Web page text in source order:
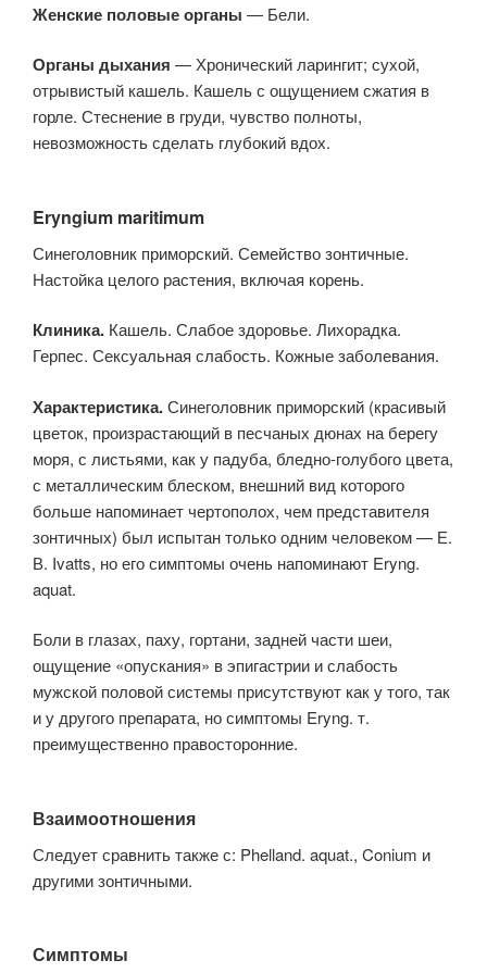
Женские половые органы — Бели.
Органы дыхания — Хронический ларингит; сухой,
отрывистый кашель. Кашель с ощущением сжатия в
горле. Стеснение в груди, чувство полноты,
невозможность сделать глубокий вдох.
Eryngium maritimum
Синеголовник приморский. Семейство зонтичные.
Настойка целого растения, включая корень.
Клиника. Кашель. Слабое здоровье. Лихорадка.
Герпес. Сексуальная слабость. Кожные заболевания.
Характеристика.Синеголовник приморский (красивый
цветок, произрастающий в песчаных дюнах на берегу
моря, с листьями, как у падуба, бледно-голубого цвета,
с металлическим блеском, внешний вид которого
больше напоминает чертополох, чем представителя
зонтичных) был испытан только одним человеком — Е.
В. Ivatts, но его симптомы очень напоминают Eryng.
aquat.
Боли в глазах, паху, гортани, задней части шеи,
ощущение «опускания» в эпигастрии и слабость
мужской половой системы присутствуют как у того, так
и у другого препарата, но симптомы Eryng. т.
преимущественно правосторонние.
Взаимоотношения
Следует сравнить также с: Phelland. aquat., Conium и
другими зонтичными.
Симптомы